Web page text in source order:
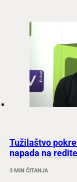
Tužilaštvo
napada na
3 MIN ČITANJA